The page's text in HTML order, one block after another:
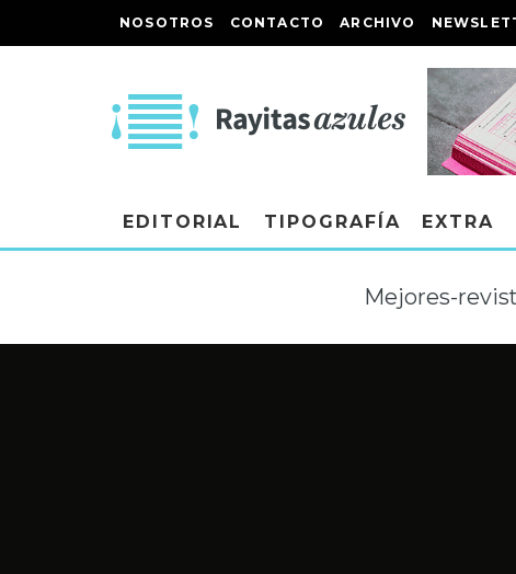
NOSOTROS CONTACTO ARCHIVO
EDITORIAL TIPOGRAFÍA EXTRA
Mejores-